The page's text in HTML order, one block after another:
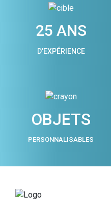
25 ANS
D'EXPÉRIENCE
OBJETS
PERSONNALISABLES